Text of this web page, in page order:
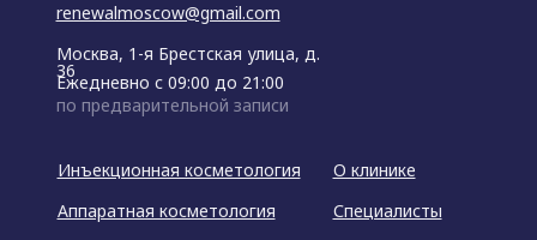
renewalmoscow@gmail.com
Москва, 1-я Брестская улица, д.
36
Ежедневно с 09:00 до 21:00
по предварительной записи
Инъекционная косметология
О клинике
Специалисты
Аппаратная косметология